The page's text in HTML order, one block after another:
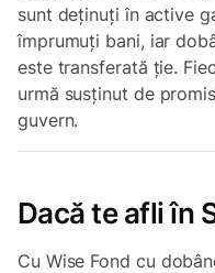
sunt deținuți în active
împrumuți bani, iar
este transferată ție.
urmă susținut de
guvern.
Dacă te afli în
Cu Wise Fond cu